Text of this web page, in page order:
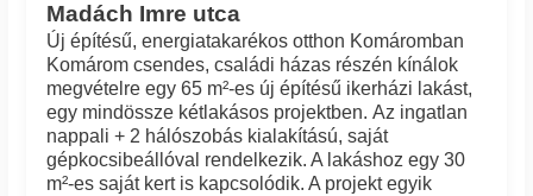
Madách Imre utca
Új építésű, energiatakarékos otthon Komáromban
Komárom csendes, családi házas részén kínálok
megvételre egy 65 m²-es új építésű ikerházi lakást,
egy mindössze kétlakásos projektben. Az ingatlan
nappali + 2 hálószobás kialakítású, saját
gépkocsibeállóval rendelkezik. A lakáshoz egy 30
m²-es saját kert is kapcsolódik. A projekt egyik